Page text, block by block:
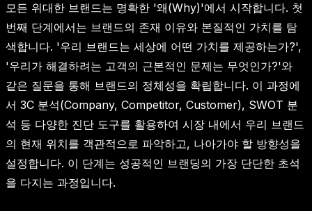
모든 위대한 브랜드는 명확한 '왜(Why)'에서 시작합니다. 첫
번째 단계에서는 브랜드의 존재 이유와 본질적인 가치를 탐
색합니다. '우리 브랜드는 세상에 어떤 가치를 제공하는가?',
'우리가 해결하려는 고객의 근본적인 문제는 무엇인가?'와
같은 질문을 통해 브랜드의 정체성을 확립합니다. 이 과정에
서 3C 분석(Company, Competitor, Customer), SWOT 분
석 등 다양한 진단 도구를 활용하여 시장 내에서 우리 브랜드
의 현재 위치를 객관적으로 파악하고, 나아가야 할 방향성을
설정합니다. 이 단계는 성공적인 브랜딩의 가장 단단한 초석
을 다지는 과정입니다.